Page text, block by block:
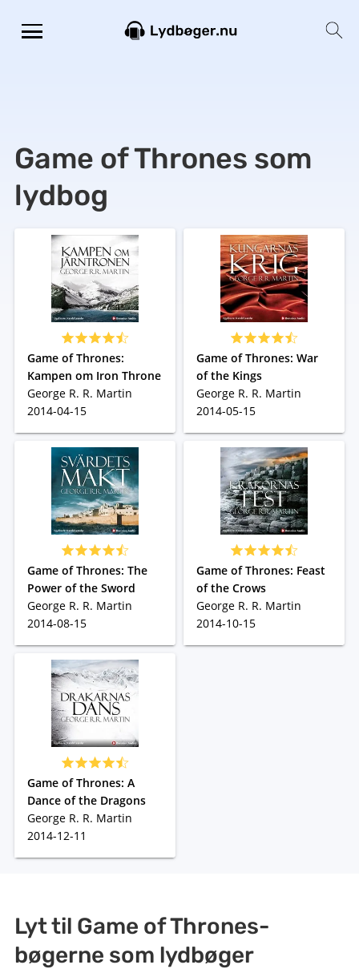
Game of Thrones som
lydbog
Game of Thrones:
Kampen om Iron Throne
George R. R. Martin
2014-04-15
Game of Thrones: War
of the Kings
George R. R. Martin
2014-05-15
Game of Thrones: The
Power of the Sword
George R. R. Martin
2014-08-15
Game of Thrones: Feast
of the Crows
George R. R. Martin
2014-10-15
Game of Thrones: A
Dance of the Dragons
George R. R. Martin
2014-12-11
Lyt til Game of Thrones-
bøgerne som lydbøger